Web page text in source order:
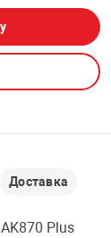
АДАПТЕРЫ
DVD ДИСКИ
ДЛЯ
Доставка
Plus